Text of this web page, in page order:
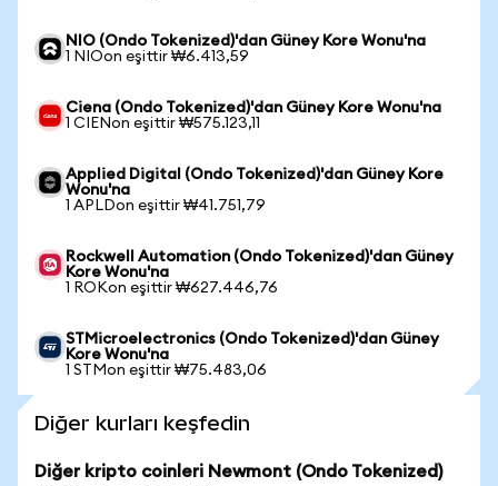
NIO (Ondo Tokenized)'dan Güney Kore Wonu'na
1 NIOon eşittir ₩6.413,59
Ciena (Ondo Tokenized)'dan Güney Kore Wonu'na
1 CIENon eşittir ₩575.123,11
Applied Digital (Ondo Tokenized)'dan Güney Kore
Wonu'na
1 APLDon eşittir ₩41.751,79
Rockwell Automation (Ondo Tokenized)'dan Güney
Kore Wonu'na
1 ROKon eşittir ₩627.446,76
STMicroelectronics (Ondo Tokenized)'dan Güney
Kore Wonu'na
1 STMon eşittir ₩75.483,06
Diğer kurları keşfedin
Diğer kripto coinleri Newmont (Ondo Tokenized)